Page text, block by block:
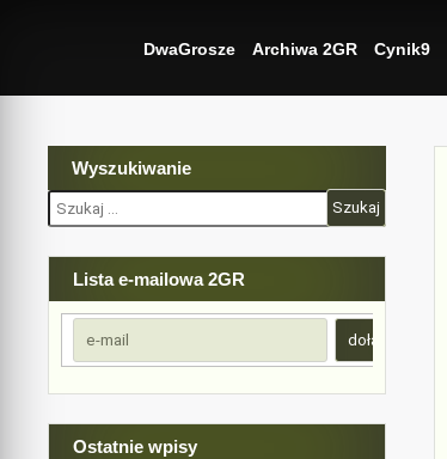
DwaGrosze Archiwa 2GR Cynik9
Wyszukiwanie
Szukaj:
Lista e-mailowa 2GR
Ostatnie wpisy